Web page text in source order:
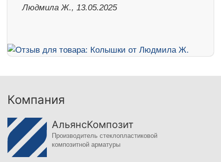
Людмила Ж., 13.05.2025
Компания
АльянсКомпозит
Производитель стеклопластиковой
композитной арматуры